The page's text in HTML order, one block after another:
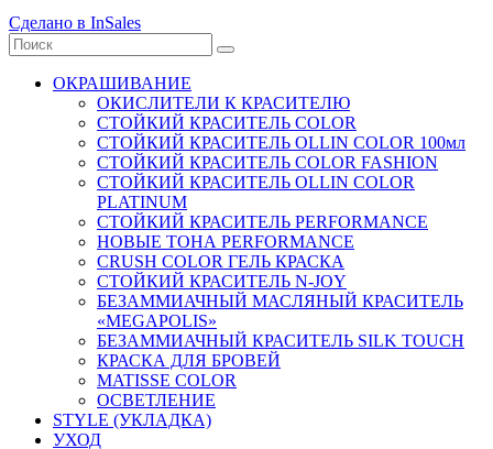
Сделано в InSales
ОКРАШИВАНИЕ
ОКИСЛИТЕЛИ К КРАСИТЕЛЮ
СТОЙКИЙ КРАСИТЕЛЬ COLOR
СТОЙКИЙ КРАСИТЕЛЬ OLLIN COLOR 100мл
СТОЙКИЙ КРАСИТЕЛЬ COLOR FASHION
СТОЙКИЙ КРАСИТЕЛЬ OLLIN COLOR
PLATINUM
СТОЙКИЙ КРАСИТЕЛЬ PERFORMANCE
НОВЫЕ ТОНА PERFORMANCE
CRUSH COLOR ГЕЛЬ КРАСКА
СТОЙКИЙ КРАСИТЕЛЬ N-JOY
БЕЗАММИАЧНЫЙ МАСЛЯНЫЙ КРАСИТЕЛЬ
«MEGAPOLIS»
БЕЗАММИАЧНЫЙ КРАСИТЕЛЬ SILK TOUCH
КРАСКА ДЛЯ БРОВЕЙ
MATISSE COLOR
ОСВЕТЛЕНИЕ
STYLE (УКЛАДКА)
УХОД